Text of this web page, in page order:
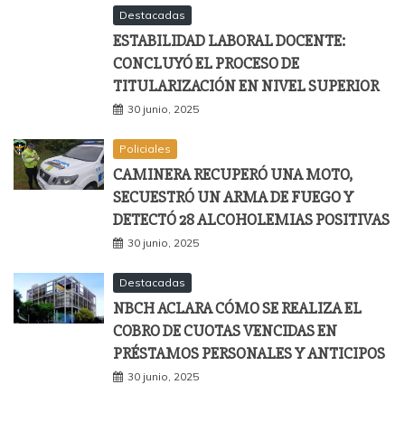
Destacadas
ESTABILIDAD LABORAL DOCENTE:
CONCLUYÓ EL PROCESO DE
TITULARIZACIÓN EN NIVEL SUPERIOR
30 junio, 2025
Policiales
CAMINERA RECUPERÓ UNA MOTO,
SECUESTRÓ UN ARMA DE FUEGO Y
DETECTÓ 28 ALCOHOLEMIAS POSITIVAS
30 junio, 2025
Destacadas
NBCH ACLARA CÓMO SE REALIZA EL
COBRO DE CUOTAS VENCIDAS EN
PRÉSTAMOS PERSONALES Y ANTICIPOS
30 junio, 2025